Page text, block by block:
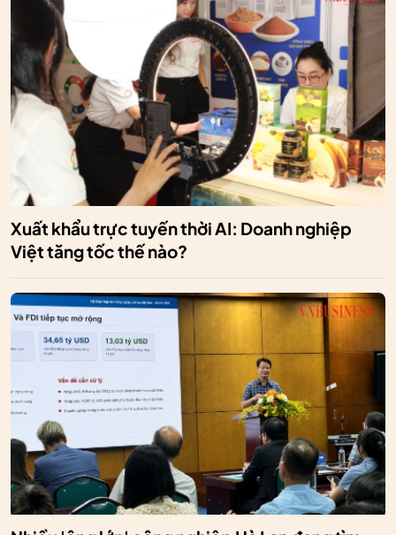
Xuất khẩu trực tuyến thời AI: Doanh nghiệp
Việt tăng tốc thế nào?